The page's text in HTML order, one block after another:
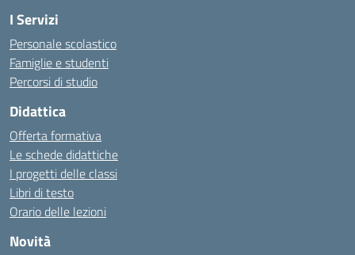
I Servizi
Personale scolastico
Famiglie e studenti
Percorsi di studio
Didattica
Offerta formativa
Le schede didattiche
I progetti delle classi
Libri di testo
Orario delle lezioni
Novità